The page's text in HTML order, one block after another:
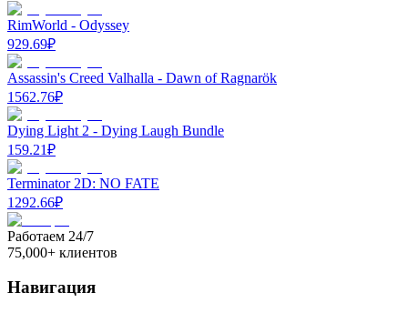
RimWorld - Odyssey
929.69₽
Assassin's Creed Valhalla - Dawn of Ragnarök
1562.76₽
Dying Light 2 - Dying Laugh Bundle
159.21₽
Terminator 2D: NO FATE
1292.66₽
Работаем 24/7
75,000+ клиентов
Навигация